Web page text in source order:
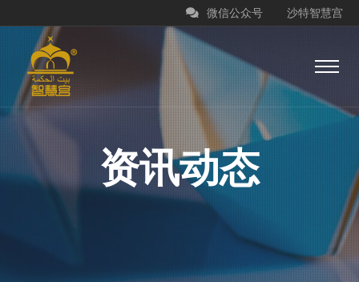
沙特智慧宫
微信公众号
资讯动态